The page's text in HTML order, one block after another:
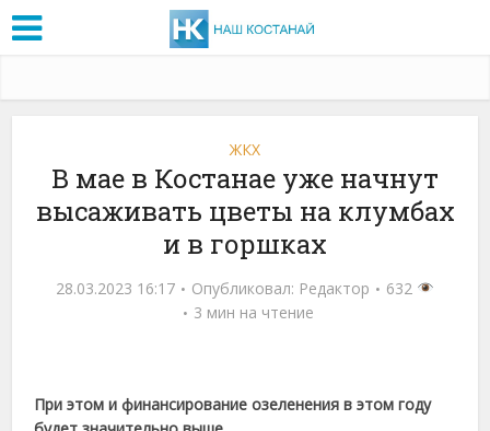
ЖКХ
В мае в Костанае уже начнут
высаживать цветы на клумбах
и в горшках
28.03.2023 16:17 Опубликовал: Редактор
632
3 мин на чтение
При этом и финансирование озеленения в этом году